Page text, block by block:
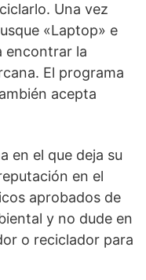
Una vez
«Laptop» e
encontrar la
El programa
acepta
en el que deja su
en el
aprobados de
y no dude en
o reciclador para